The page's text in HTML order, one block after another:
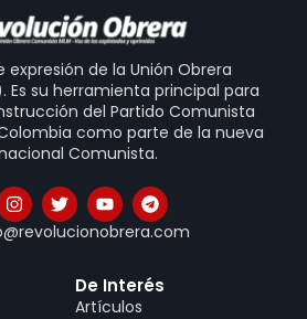
expresión de la Unión Obrera
su herramienta principal para
del Partido Comunista
como parte de la nueva
Comunista.
De Interés
Artículos